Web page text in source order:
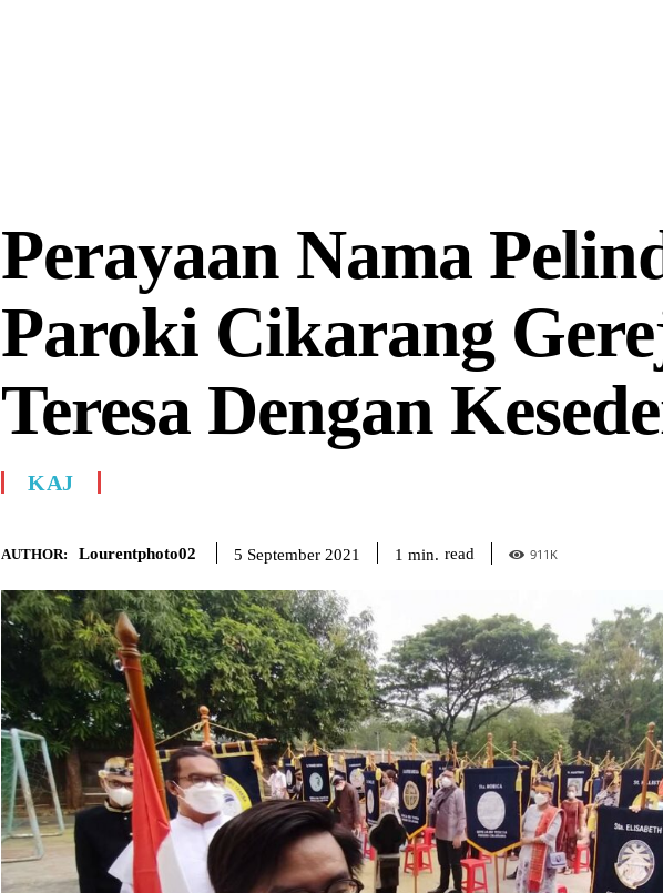
Perayaan Nama
Paroki Cikarang
Teresa Dengan
KAJ
AUTHOR: Lourentphoto02 5 September 2021 1 min. read 911 K